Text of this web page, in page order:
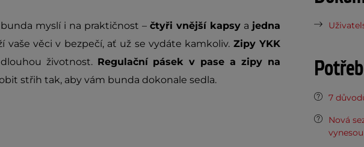
myslí i na praktičnost – čtyři vnější kapsy a jedna
vaše věci v bezpečí, ať už se vydáte kamkoliv. Zipy YKK
životnost. Regulační pásek v pase a zipy na
střih tak, aby vám bunda dokonale sedla.
7
Nová